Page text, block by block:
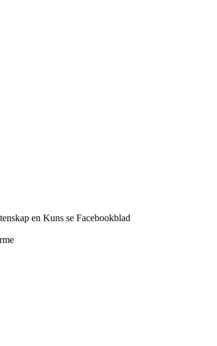
en Kuns se Facebookblad